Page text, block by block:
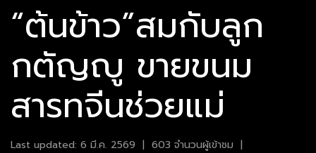
“ต้นข้าว”สมกับลูก
กตัญญู ขายขนม
สารทจีนช่วยแม่
Last updated: 6 มี.ค. 2569 | 603 จำนวนผู้เข้าชม |